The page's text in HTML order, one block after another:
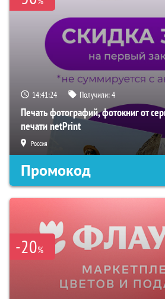
14:41:23 Получили:4
Печать фотографий, фотокниг от
печати netPrint
Россия
Промокод
-20%